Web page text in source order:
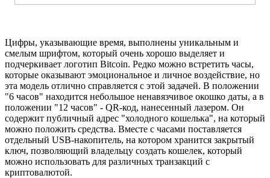
Цифры, указывающие время, выполнены уникальным и
смелым шрифтом, который очень хорошо выделяет и
подчеркивает логотип Bitcoin. Редко можно встретить часы,
которые оказывают эмоциональное и личное воздействие, но
эта модель отлично справляется с этой задачей. В положении
"6 часов" находится небольшое ненавязчивое окошко даты, а в
положении "12 часов" - QR-код, нанесенный лазером. Он
содержит публичный адрес "холодного кошелька", на который
можно положить средства. Вместе с часами поставляется
отдельный USB-накопитель, на котором хранится закрытый
ключ, позволяющий владельцу создать кошелек, который
можно использовать для различных транзакций с
криптовалютой.